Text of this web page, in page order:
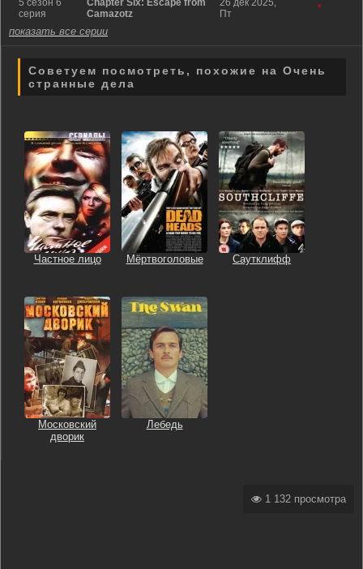
5 сезон 6
серия
Chapter Six: Escape from
Camazotz
26 дек 2025,
Пт
*
показать все серии
Советуем посмотреть, похожие на Очень
странные дела
Частное лицо Мёртвоголовые Саутклифф
Московский
дворик
Лебедь
1 132 просмотра